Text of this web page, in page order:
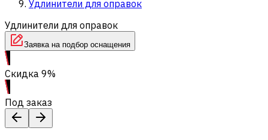
Удлинители для оправок
Удлинители для оправок
Заявка на подбор оснащения
Скидка 9%
Под заказ